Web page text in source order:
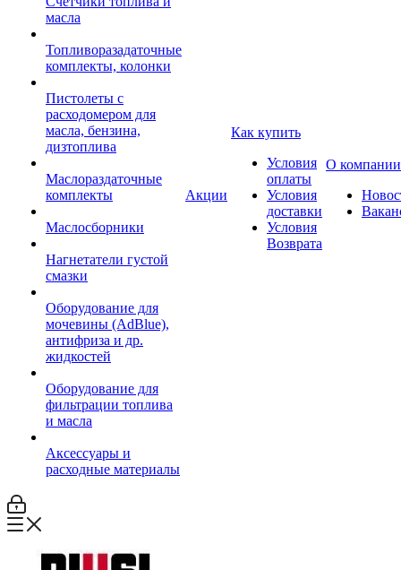
масла
Топливоразадаточные
комплекты, колонки
Пистолеты с
расходомером для
масла, бензина,
дизтоплива
Маслораздаточные
комплекты
Маслосборники
Нагнетатели густой
смазки
Оборудование для
мочевины (AdBlue),
антифриза и др.
жидкостей
Оборудование для
фильтрации топлива
и масла
Аксессуары и
расходные материалы
Акции
Как купить
Условия
оплаты
Условия
доставки
Условия
Возврата
О компании